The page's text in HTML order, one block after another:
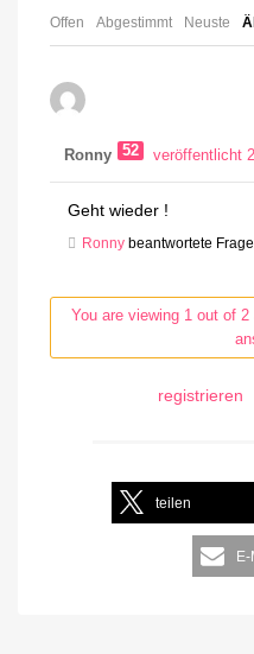
Offen Abgestimmt Neuste
Ronny 52 veröffentlicht
Geht wieder !
Ronny beantwortete Frage
You are viewing 1 out of
registrieren
teilen
E-